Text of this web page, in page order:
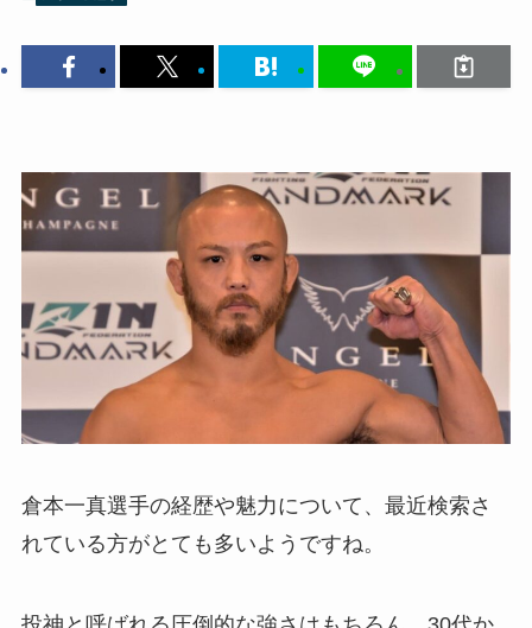
倉本一真選手の経歴や魅力について、最近検索さ
れている方がとても多いようですね。